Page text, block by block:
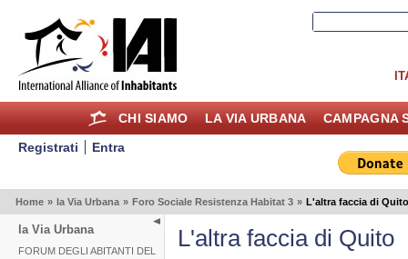
CHI SIAMO LA VIA URBANA CAMPAGNA
Registrati Entra
Home » la Via Urbana » Foro Sociale Resistenza Habitat 3 » L'altra faccia di Quito
la Via Urbana
FORUM DEGLI ABITANTI DEL
L'altra faccia di Quito